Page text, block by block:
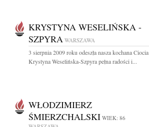
KRYSTYNA WESELIŃSKA -
SZPYRA WARSZAWA
3 sierpnia 2009 roku odeszła nasza kochana Ciocia
Krystyna Weselińska-Szpyra pełna radości i...
WŁODZIMIERZ
ŚMIERZCHALSKI WIEK: 86